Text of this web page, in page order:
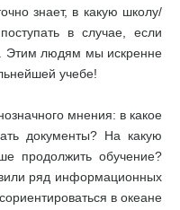
знает, в какую школу/
в случае, если
Этим людям мы искренне
учебе!
мнения: в какое
документы? На какую
продолжить обучение?
ряд информационных
в океане